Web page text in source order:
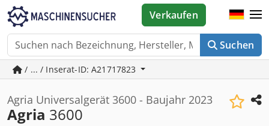
Suchen
Verkaufen
/ ... / Inserat-ID: A21717823
Agria Universalgerät 3600 - Baujahr 2023
Agria 3600